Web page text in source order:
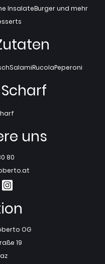
InsalateBurger und mehr
SalamiRucolaPeperoni
uns
80
OG
19